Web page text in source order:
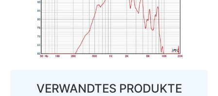
VERWANDTES PRODUKTE